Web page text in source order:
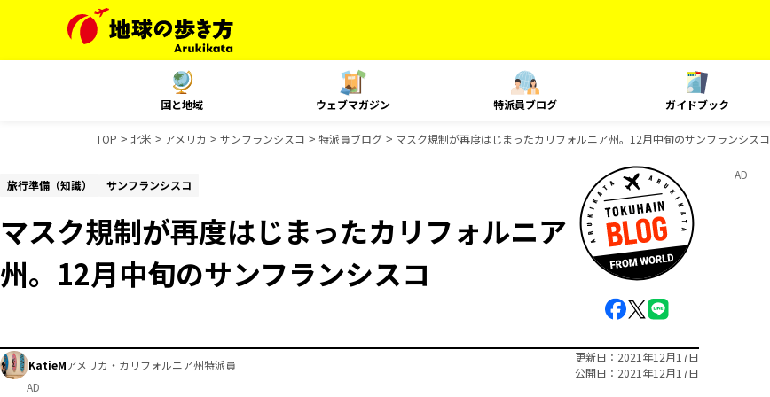
国と地域 ウェブマガジン 特派員ブログ ガイドブック
TOP 北米 アメリカ サンフランシスコ 特派員ブログ マスク規制が再度はじまったカリフォルニア州。12月中旬のサンフランシスコ
旅行準備（知識） サンフランシスコ
マスク規制が再度はじまったカリフォルニア
州。12月中旬のサンフランシスコ
KatieMアメリカ・カリフォルニア州特派員
更新日
2021年12月17日
公開日
2021年12月17日
AD
AD